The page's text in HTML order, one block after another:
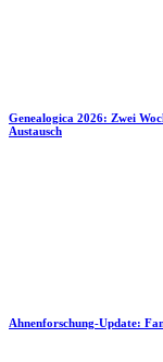
Genealogica 2026: Zwei
Austausch
Ahnenforschung-Update: